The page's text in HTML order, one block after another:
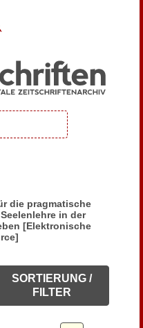
die pragmatische
in der
[Elektronische
SORTIERUNG /
FILTER